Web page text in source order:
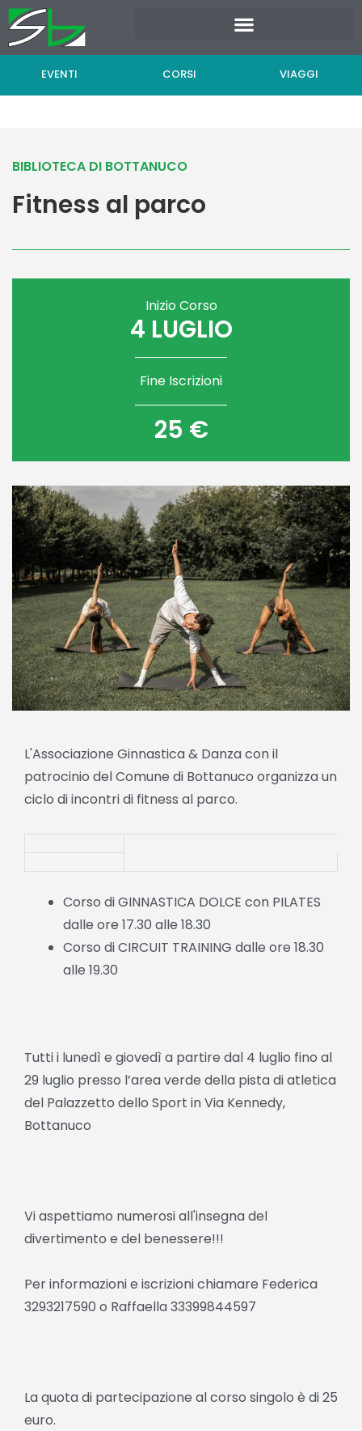
Vai
al
contenuto
EVENTI CORSI VIAGGI
BIBLIOTECA DI BOTTANUCO
Fitness al parco
Inizio Corso
4 LUGLIO
Fine Iscrizioni
25 €
L'Associazione Ginnastica & Danza con il
patrocinio del Comune di Bottanuco organizza un
ciclo di incontri di fitness al parco.
Corso di GINNASTICA DOLCE con PILATES
dalle ore 17.30 alle 18.30
Corso di CIRCUIT TRAINING dalle ore 18.30
alle 19.30
Tutti i lunedì e giovedì a partire dal 4 luglio fino al
29 luglio presso l’area verde della pista di atletica
del Palazzetto dello Sport in Via Kennedy,
Bottanuco
Vi aspettiamo numerosi all'insegna del
divertimento e del benessere!!!
Per informazioni e iscrizioni chiamare Federica
3293217590 o Raffaella 33399844597
La quota di partecipazione al corso singolo è di 25
euro.